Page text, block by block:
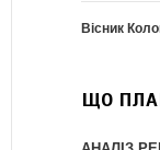
Вісник
ЩО